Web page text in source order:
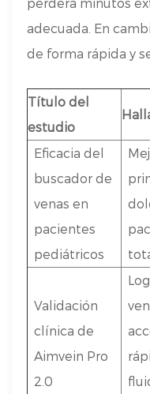
adecuada. En
de forma rápida y
Título del
estudio
Eficacia del
buscador de
venas en
pacientes
pediátricos
Validación
clínica de
Aimvein Pro
2.0